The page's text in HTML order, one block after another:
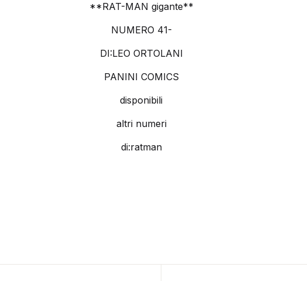
**RAT-MAN gigante**
NUMERO 41-
DI:LEO ORTOLANI
PANINI COMICS
disponibili
altri numeri
di:ratman